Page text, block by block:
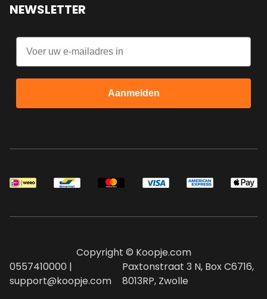
NEWSLETTER
Email
Aanmelden
Copyright © Koopje.com
0557410000 |
support@koopje.com
Paxtonstraat 3 N, Box C6716,
8013RP, Zwolle